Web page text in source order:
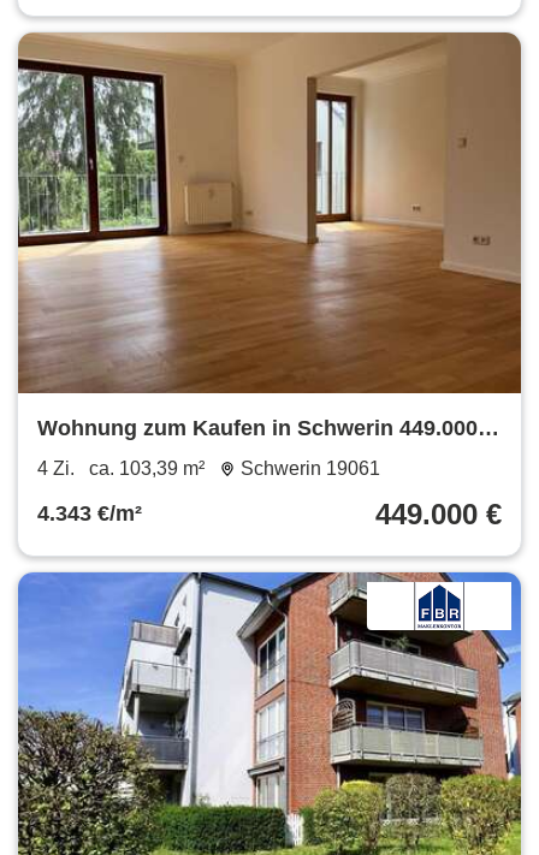
Wohnung zum Kaufen in Schwerin 449.000 €
103.39 m²
4 Zi. ca. 103,39 m² Schwerin 19061
4.343 €/m² 449.000 €